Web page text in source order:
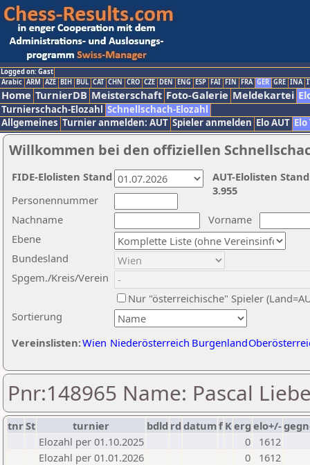
Logged on: Gast
Arabic ARM AZE BIH BUL CAT CHN CRO CZE DEN ENG ESP FAI FIN FRA GER GRE INA
Home TurnierDB Meisterschaft Foto-Galerie Meldekartei
Turnierschach-Elozahl Schnellschach-Elozahl
Allgemeines Turnier anmelden: AUT Spieler anmelden Elo AUT
Willkommen bei den offiziellen
Nachname
Vorname
Ebene
Sortierung
Personennummer
Bundesland
Spgem./Kreis/Verein
Nur "österreichische" Spieler
Vereinslisten:Wien Niederösterreich Burgenland
AUT-Elolisten
3.955
FIDE-Elolisten Stand
Pnr:148965 Name: Pascal
tnrSt turnier bdld rd datumf Kerg elo+/-
Elozahl per 01.10.2025
0
1612
Elozahl per 01.01.2026
0
1612